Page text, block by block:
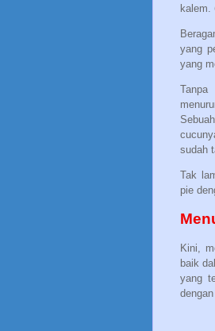
kalem.
yang
yang
sudah
Tak
pie
Kini,
baik
yang